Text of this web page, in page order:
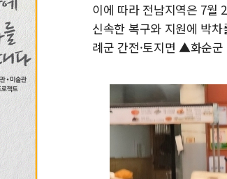
이에 따라 전남지역은 7월
신속한 복구와 지원에 박
례군 간전·토지면 ▲화순